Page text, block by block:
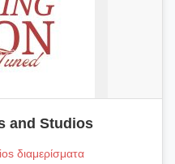
and Studios
διαμερίσματα